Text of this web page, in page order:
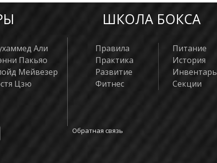
ШКОЛА БОКСА
Али
Пакьяо
Мейвезер
Цзю
Правила
Практика
Развитие
Фитнес
Питание
История
Инвентарь
Секции
Обратная связь